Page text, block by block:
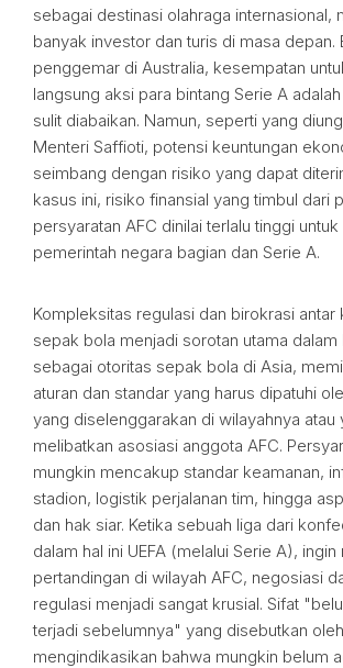
sebagai destinasi olahraga internasional,
banyak investor dan turis di masa depan.
penggemar di Australia, kesempatan
langsung aksi para bintang Serie A
sulit diabaikan. Namun, seperti yang
Menteri Saffioti, potensi keuntungan
seimbang dengan risiko yang dapat
kasus ini, risiko finansial yang timbul dari
persyaratan AFC dinilai terlalu tinggi
pemerintah negara bagian dan Serie A.
Kompleksitas regulasi dan birokrasi
sepak bola menjadi sorotan utama dalam
sebagai otoritas sepak bola di Asia,
aturan dan standar yang harus dipatuhi
yang diselenggarakan di wilayahnya atau
melibatkan asosiasi anggota AFC.
mungkin mencakup standar keamanan,
stadion, logistik perjalanan tim, hingga
dan hak siar. Ketika sebuah liga dari
dalam hal ini UEFA (melalui Serie A),
pertandingan di wilayah AFC, negosiasi
regulasi menjadi sangat krusial. Sifat
terjadi sebelumnya" yang disebutkan
mengindikasikan bahwa mungkin belum